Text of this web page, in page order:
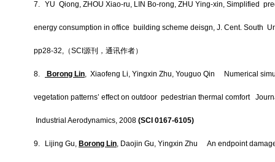
7. YU Qiong, ZHOU Xiao-ru, LIN Bo-rong, ZHU Ying-xin, Simplified
energy consumption in office building scheme deisgn, J. Cent. South
pp28-32, （SCI 源刊，通讯作者）
8. Borong Lin, Xiaofeng Li, Yingxin Zhu, Youguo Qin Numerical
vegetation patterns’ effect on outdoor pedestrian thermal comfort
Industrial Aerodynamics, 2008 (SCI 0167-6105)
9. Lijing Gu, Borong Lin, Daojin Gu, Yingxin Zhu An endpoint